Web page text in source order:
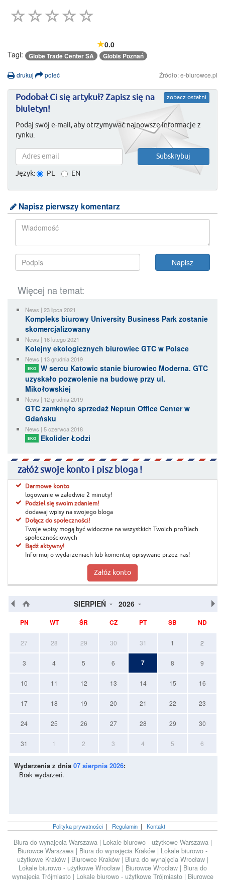
0.0
Tagi:
Globe Trade Center SA Globis Poznań
drukuj poleć Źródło: e-biurowce.pl
zobacz ostatni
Podobał Ci się artykuł? Zapisz się na
biuletyn!
Podaj swój e-mail, aby otrzymywać najnowsze informacje z
rynku.
Język: PL EN
Napisz pierwszy komentarz
Więcej na temat:
News | 23 lipca 2021
Kompleks biurowy University Business Park zostanie
skomercjalizowany
News | 16 lutego 2021
Kolejny ekologicznych biurowiec GTC w Polsce
News | 13 grudnia 2019
EKO
W sercu Katowic stanie biurowiec Moderna. GTC
uzyskało pozwolenie na budowę przy ul.
Mikołowskiej
News | 12 grudnia 2019
GTC zamknęło sprzedaż Neptun Office Center w
Gdańsku
News | 5 czerwca 2018
EKO Ekolider Łodzi
załóż swoje konto i pisz bloga !
Darmowe konto
logowanie w zaledwie 2 minuty!
Podziel się swoim zdaniem!
dodawaj wpisy na swojego bloga
Dołącz do społeczności!
Twoje wpisy mogą być widoczne na wszystkich Twoich profilach
społecznościowych
Bądź aktywny!
Informuj o wydarzeniach lub komentuj opisywane przez nas!
Załóż konto
SIERPIEŃ 2026
PN WT ŚR CZ PT SB ND
27 28 29 30 31 1 2
3 4 5 6 7 8 9
10 11 12 13 14 15 16
17 18 19 20 21 22 23
24 25 26 27 28 29 30
31 1 2 3 4 5 6
Wydarzenia z dnia 07 sierpnia 2026:
Brak wydarzeń.
Polityka prywatności| Regulamin| Kontakt|
Biura do wynajęcia Warszawa | Lokale biurowo - użytkowe Warszawa |
Biurowce Warszawa | Biura do wynajęcia Kraków | Lokale biurowo -
użytkowe Kraków | Biurowce Kraków | Biura do wynajęcia Wrocław |
Lokale biurowo - użytkowe Wrocław | Biurowce Wrocław | Biura do
wynajęcia Trójmiasto | Lokale biurowo - użytkowe Trójmiasto | Biurowce